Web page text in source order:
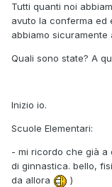
Tutti quanti noi
avuto la conferma ed
abbiamo sicuramente
Quali sono state? A
Inizio io.
Scuole Elementari:
- mi ricordo che già a
di ginnastica. bello,
da allora
)